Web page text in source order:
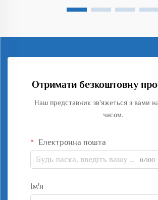
Отримати безкоштовну
Наш представник зв'яжеться з вами
часом.
Електронна пошта
0/100
Ім'я